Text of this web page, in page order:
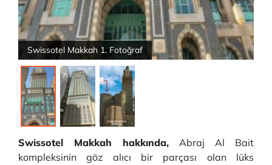
Swissotel Makkah 1. Fotoğraf
Swissotel Makkah hakkında,Abraj Al Bait
kompleksinin göz alıcı bir parçası olan lüks